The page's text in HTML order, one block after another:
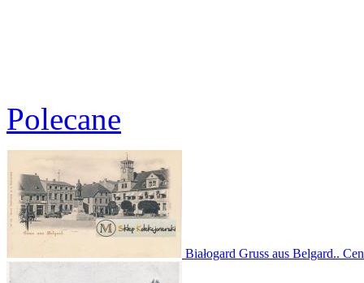
Polecane
Białogard Gruss aus Belgard..